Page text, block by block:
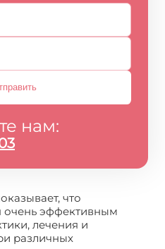
нам:
что
очень эффективным
лечения и
различных